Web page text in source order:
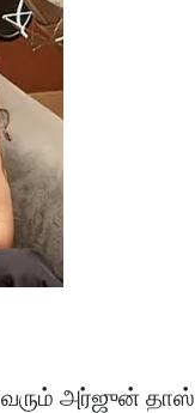
வரும் அர்ஜுன் தாஸ்